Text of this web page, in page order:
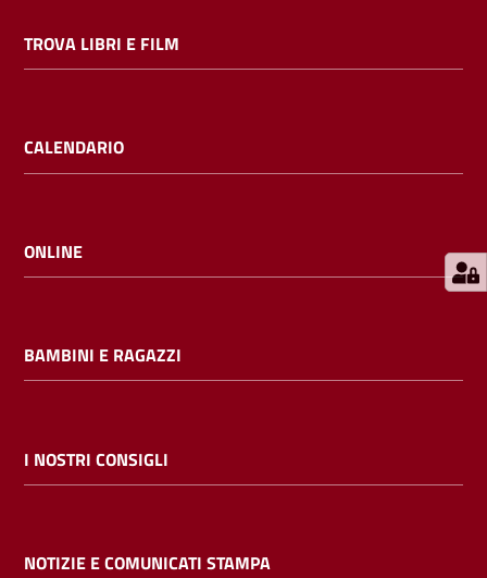
i
cataloghi
bibliotecario
TROVA LIBRI E FILM
CALENDARIO
ONLINE
BAMBINI E RAGAZZI
I NOSTRI CONSIGLI
NOTIZIE E COMUNICATI STAMPA